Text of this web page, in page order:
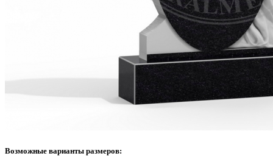
Возможные варианты размеров: